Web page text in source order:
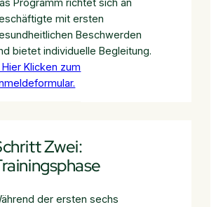
Programm richtet sich an
mit ersten
Beschwerden
bietet individuelle Begleitung.
Hier Klicken zum
Zwei:
der ersten sechs